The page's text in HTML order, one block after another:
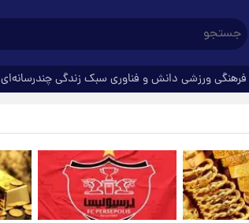
فرهنگیورزشی دانش و فناوری سبک زندگیچندرسانه‌ای